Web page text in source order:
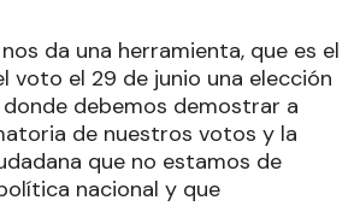
da una herramienta, que es el
voto el 29 de junio una elección
debemos demostrar a
de nuestros votos y la
que no estamos de
nacional y que